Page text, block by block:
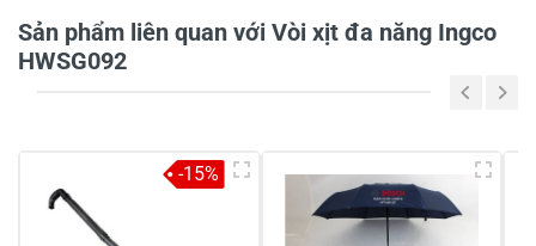
Tiêu đề của nhận xét *
Sản phẩm liên quan với Vòi xịt đa năng Ingco
HWSG092
-15%